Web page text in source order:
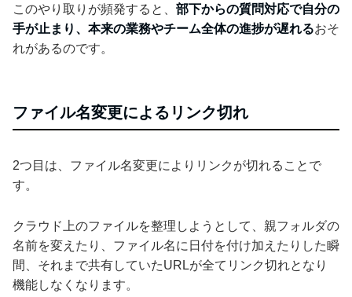
このやり取りが頻発すると、 部下からの質問対応で自分の
手が止まり、本来の業務やチーム全体の進捗が遅れるおそ
れがあるのです。
ファイル名変更によるリンク切れ
2つ目は、ファイル名変更によりリンクが切れることで
す。
クラウド上のファイルを整理しようとして、親フォルダの
名前を変えたり、ファイル名に日付を付け加えたりした瞬
間、それまで共有していたURLが全てリンク切れとなり
機能しなくなります。